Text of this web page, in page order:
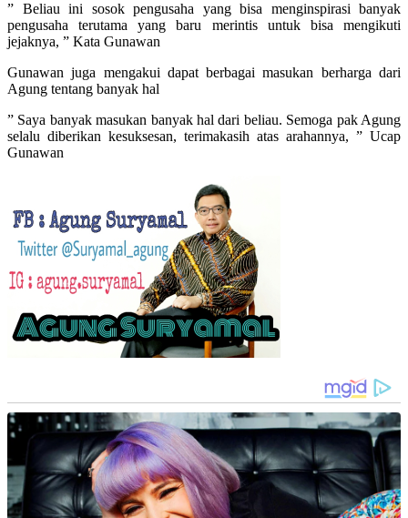
” Beliau ini sosok pengusaha yang bisa menginspirasi banyak
pengusaha terutama yang baru merintis untuk bisa mengikuti
jejaknya, ” Kata Gunawan
Gunawan juga mengakui dapat berbagai masukan berharga dari
Agung tentang banyak hal
” Saya banyak masukan banyak hal dari beliau. Semoga pak Agung
selalu diberikan kesuksesan, terimakasih atas arahannya, ” Ucap
Gunawan